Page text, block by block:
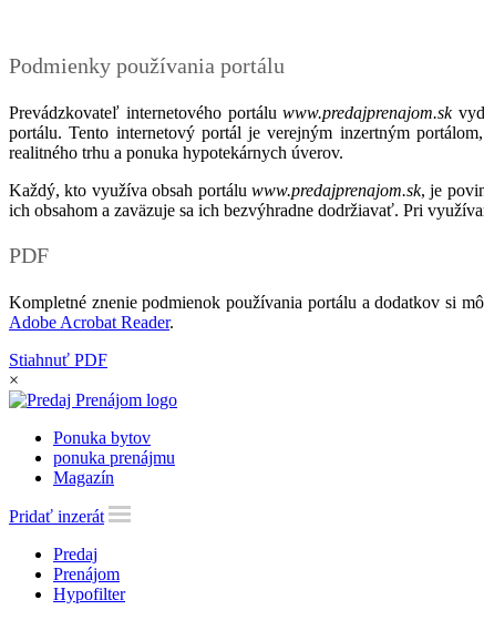
Podmienky používania portálu
Prevádzkovateľ internetového portáluwww.predajprenajom.sk
portálu. Tento internetový portál je verejným inzertným
realitného trhu a ponuka hypotekárnych úverov.
Každý, kto využíva obsah portálu www.predajprenajom.sk, je
ich obsahom a zaväzuje sa ich bezvýhradne dodržiavať. Pri
PDF
Kompletné znenie podmienok používania portálu a dodatkov si
Adobe Acrobat Reader.
Stiahnuť PDF
×
Ponuka bytov
ponuka prenájmu
Magazín
Pridať inzerát
Predaj
Prenájom
Hypofilter